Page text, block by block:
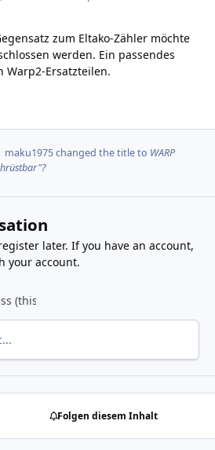
zum Eltako-Zähler möchte
werden. Ein passendes
Warp2-Ersatzteilen.
maku1975changed the title to WARP
later. If you have an account,
your account.
Folgen diesem Inhalt